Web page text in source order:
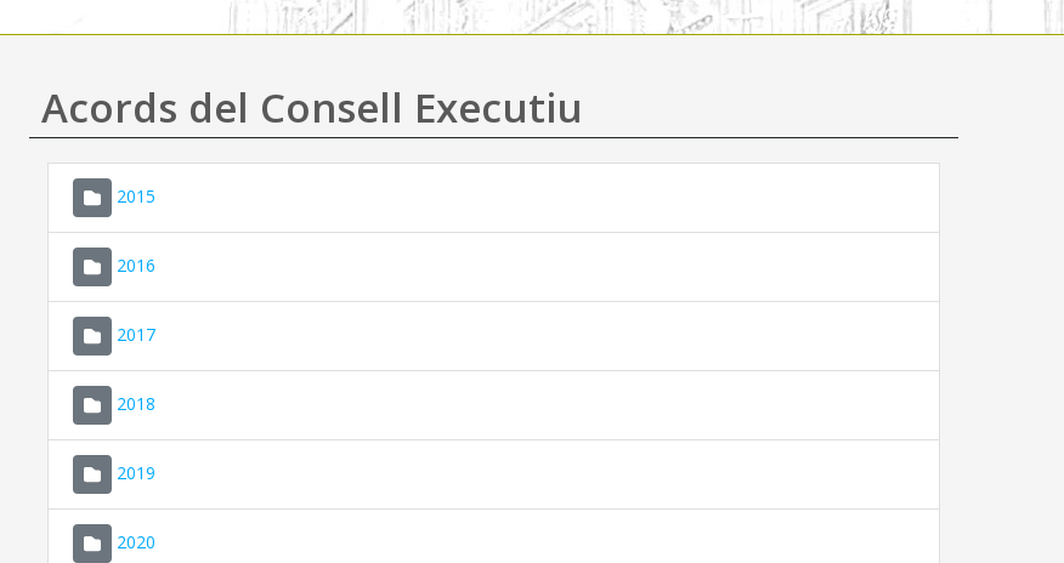
Acords del Consell Executiu
2015
2016
2017
2018
2019
2020